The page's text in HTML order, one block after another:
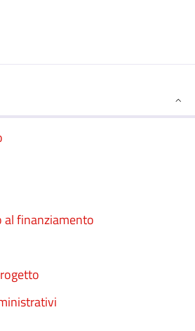
al finanziamento